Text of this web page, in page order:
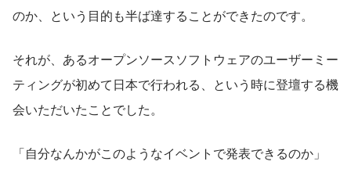
のか、という目的も半ば達することができたのです。
それが、あるオープンソースソフトウェアのユーザーミー
ティングが初めて日本で行われる、という時に登壇する機
会いただいたことでした。
「自分なんかがこのようなイベントで発表できるのか」